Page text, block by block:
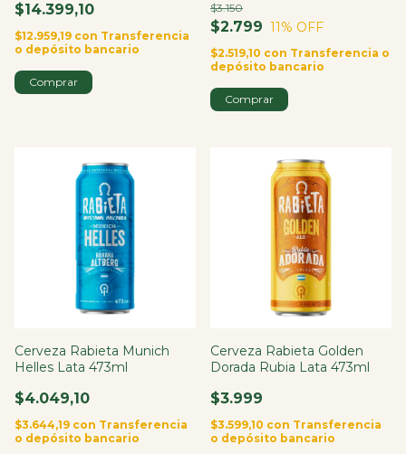
$14.399,10
$12.959,19 con Transferencia
o depósito bancario
$2.799
$3.150
11% OFF
$2.519,10 con Transferencia o
depósito bancario
Cerveza Rabieta Munich
Helles Lata 473ml
$4.049,10
$3.644,19 con Transferencia
o depósito bancario
Cerveza Rabieta Golden
Dorada Rubia Lata 473ml
$3.999
$3.599,10 con Transferencia
o depósito bancario